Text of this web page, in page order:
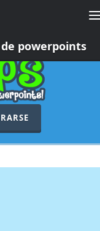
powerpoints